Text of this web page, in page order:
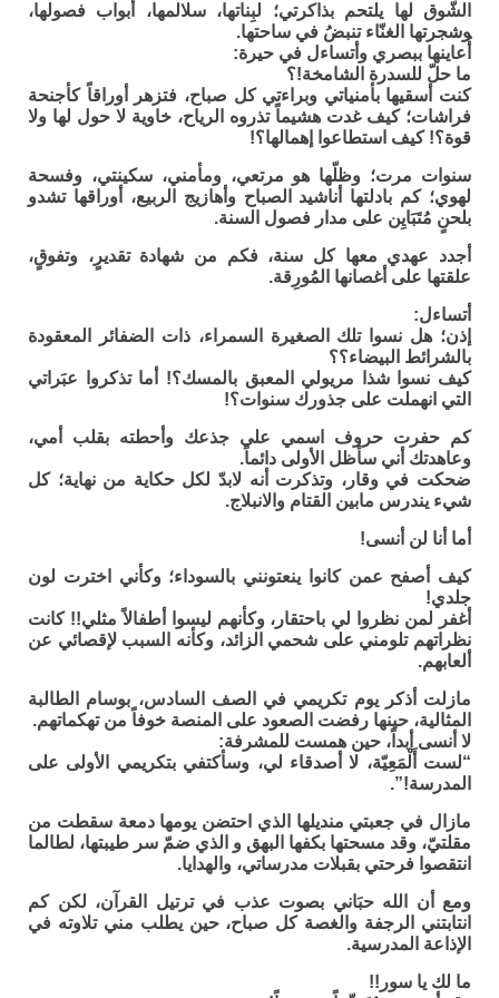
الشّوق لها يلتحم بذاكرتي؛ لبِناتها، سلالمها، أبواب فصولها،
وشجرتها الغنّاء تنبضُ في ساحتها.
أُعاينها ببصري وأتساءل في حيرة:
ما حلّ للسدرة الشامخة!؟
كنت أسقيها بأمنياتي وبراءتي كل صباح، فتزهر أوراقاً كأجنحة
فراشات؛ كيف غدت هشيماً تذروه الرياح، خاوية لا حول لها ولا
قوة؟! كيف استطاعوا إهمالها؟!
سنوات مرت؛ وظلّها هو مرتعي، ومأمني، سكينتي، وفسحة
لهوي؛ كم بادلتها أناشيد الصباح وأهازيج الربيع، أوراقها تشدو
بلحنٍ مُتَبَايِن على مدار فصول السنة.
أجدد عهدي معها كل سنة، فكم من شهادة تقديرٍ، وتفوقٍ،
علقتها على أغصانها المُورِقة.
أتساءل:
إذن؛ هل نسوا تلك الصغيرة السمراء، ذات الضفائر المعقودة
بالشرائط البيضاء؟؟
كيف نسوا شذا مريولي المعبق بالمسك؟! أما تذكروا عبَراتي
التي انهملت على جذورك سنوات؟!
كم حفرت حروف اسمي على جذعك وأحطته بقلب أمي،
وعاهدتك أني سأظل الأولى دائماً.
ضحكت في وقار، وتذكرت أنه لابدّ لكل حكاية من نهاية؛ كل
شيء يندرس مابين القتام والانبلاج.
أما أنا لن أنسى!
كيف أصفح عمن كانوا ينعتونني بالسوداء؛ وكأني اخترت لون
جلدي!
أغفر لمن نظروا لي باحتقار، وكأنهم ليسوا أطفالاً مثلي!! كانت
نظراتهم تلومني على شحمي الزائد، وكأنه السبب لإقصائي عن
ألعابهم.
مازلت أذكر يوم تكريمي في الصف السادس، بوسام الطالبة
المثالية، حينها رفضت الصعود على المنصة خوفاً من تهكماتهم.
لا أنسى أبداً، حين همست للمشرفة:
“لست أَلْمَعِيّة، لا أصدقاء لي، وسأكتفي بتكريمي الأولى على
المدرسة!”.
مازال في جعبتي منديلها الذي احتضن يومها دمعة سقطت من
مقلتيّ، وقد مسحتها بكفها البهق و الذي ضمّ سر طيبتها، لطالما
انتقصوا فرحتي بقبلات مدرساتي، والهدايا.
ومع أن الله حبَاني بصوت عذب في ترتيل القرآن، لكن كم
انتابتني الرجفة والغصة كل صباح، حين يطلب مني تلاوته في
الإذاعة المدرسية.
ما لك يا سور!!